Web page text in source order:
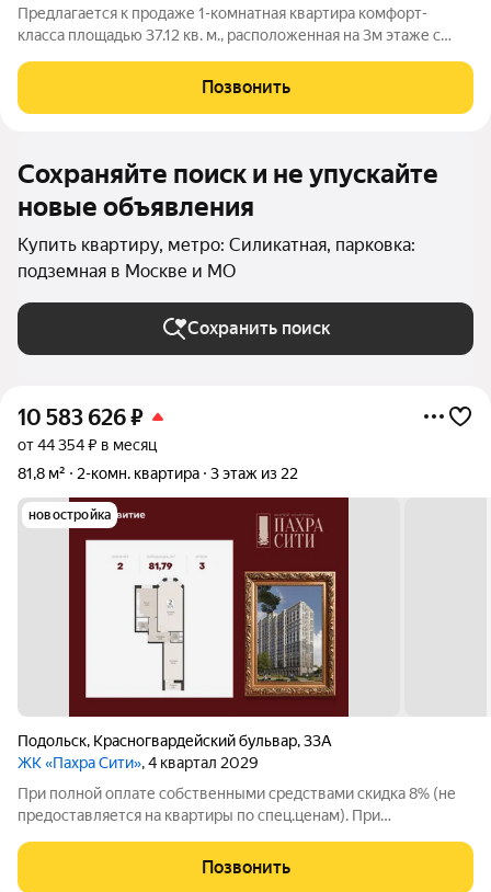
Предлагается к продаже 1-комнатная квартира комфорт-
класса площадью 37.12 кв. м., расположенная на 3м этаже с
РУКАХ!!! Год постройки монолитного дома 2026. В квартире
выполнен ремонт от застройщика,
Позвонить
Сохраняйте поиск и не упускайте
новые объявления
Купить квартиру, метро: Силикатная, парковка:
подземная в Москве и МО
Сохранить поиск
10 583 626₽
от 44 354 ₽ в месяц
81,8 м²
2-комн. квартира 3 этаж из 22
новостройка
Подольск, Красногвардейский бульвар,33А
ЖК «Пахра Сити», 4 квартал 2029
При полной оплате собственными средствами скидка 8% (не
предоставляется на квартиры по спец.ценам). При
ипотеке. Особые условия для будущих мам: Фиксация цены до
4х месяцев, скидка 2% (не
Позвонить